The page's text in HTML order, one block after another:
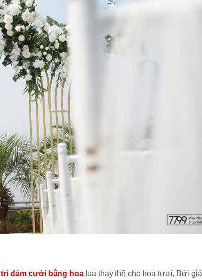
đám cưới bằng hoa lụa thay thế cho hoa tươi, Bởi giá